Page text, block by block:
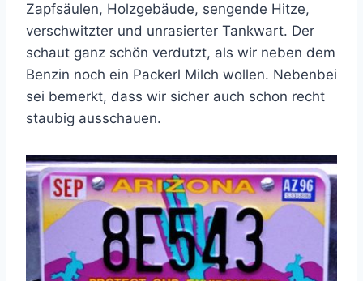
Zapfsäulen, Holzgebäude, sengende Hitze,
verschwitzter und unrasierter Tankwart. Der
schaut ganz schön verdutzt, als wir neben dem
Benzin noch ein Packerl Milch wollen. Nebenbei
sei bemerkt, dass wir sicher auch schon recht
staubig ausschauen.